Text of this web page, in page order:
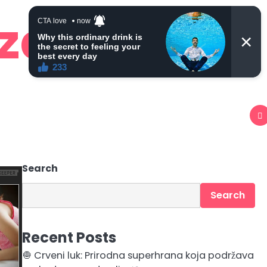
Search
Search
Recent Posts
🧅 Crveni luk: Prirodna superhrana koja podržava